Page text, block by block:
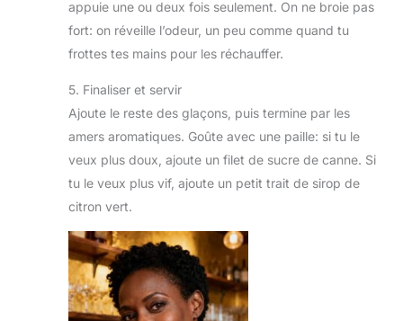
appuie une ou deux fois seulement. On ne broie pas
fort: on réveille l’odeur, un peu comme quand tu
frottes tes mains pour les réchauffer.
5. Finaliser et servir
Ajoute le reste des glaçons, puis termine par les
amers aromatiques. Goûte avec une paille: si tu le
veux plus doux, ajoute un filet de sucre de canne. Si
tu le veux plus vif, ajoute un petit trait de sirop de
citron vert.